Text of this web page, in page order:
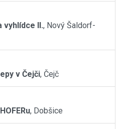
vyhlídce II., Nový Šaldorf-
v Čejči, Čejč
, Dobšice